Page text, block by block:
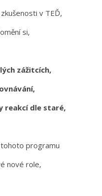
v TEĎ,
si,
zážitcích,
reakcí dle staré,
programu
nové role,